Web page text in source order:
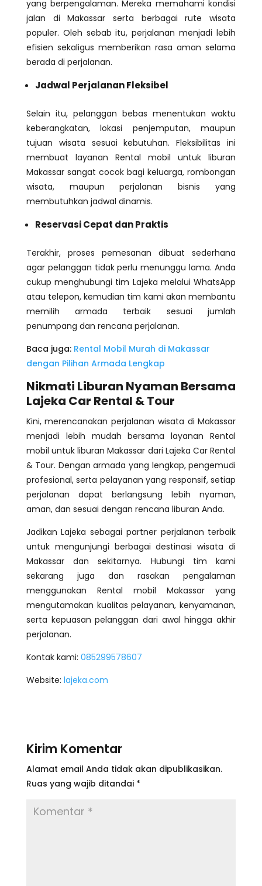
yang berpengalaman. Mereka memahami kondisi
jalan di Makassar serta berbagai rute wisata
populer. Oleh sebab itu, perjalanan menjadi lebih
efisien sekaligus memberikan rasa aman selama
berada di perjalanan.
Jadwal Perjalanan Fleksibel
Selain itu, pelanggan bebas menentukan waktu
keberangkatan, lokasi penjemputan, maupun
tujuan wisata sesuai kebutuhan. Fleksibilitas ini
membuat layanan Rental mobil untuk liburan
Makassar sangat cocok bagi keluarga, rombongan
wisata, maupun perjalanan bisnis yang
membutuhkan jadwal dinamis.
Reservasi Cepat dan Praktis
Terakhir, proses pemesanan dibuat sederhana
agar pelanggan tidak perlu menunggu lama. Anda
cukup menghubungi tim Lajeka melalui WhatsApp
atau telepon, kemudian tim kami akan membantu
memilih armada terbaik sesuai jumlah
penumpang dan rencana perjalanan.
Baca juga: Rental Mobil Murah di Makassar
dengan Pilihan Armada Lengkap
Nikmati Liburan Nyaman Bersama
Lajeka Car Rental & Tour
Kini, merencanakan perjalanan wisata di Makassar
menjadi lebih mudah bersama layanan Rental
mobil untuk liburan Makassar dari Lajeka Car Rental
& Tour. Dengan armada yang lengkap, pengemudi
profesional, serta pelayanan yang responsif, setiap
perjalanan dapat berlangsung lebih nyaman,
aman, dan sesuai dengan rencana liburan Anda.
Jadikan Lajeka sebagai partner perjalanan terbaik
untuk mengunjungi berbagai destinasi wisata di
Makassar dan sekitarnya. Hubungi tim kami
sekarang juga dan rasakan pengalaman
menggunakan Rental mobil Makassar yang
mengutamakan kualitas pelayanan, kenyamanan,
serta kepuasan pelanggan dari awal hingga akhir
perjalanan.
Kontak kami: 085299578607
Website: lajeka.com
Kirim Komentar
Alamat email Anda tidak akan dipublikasikan.
Ruas yang wajib ditandai *